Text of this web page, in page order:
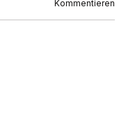
Kommentieren